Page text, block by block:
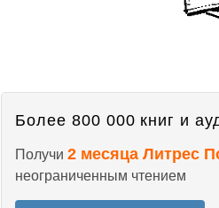
Более 800 000 книг и
Получи 2 месяца Литрес
неограниченным чтением